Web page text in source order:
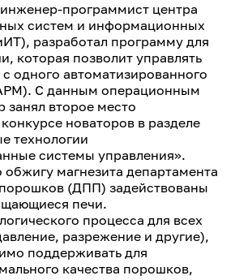
программист центра
систем и информационных
разработал программу для
которая позволит управлять
одного автоматизированного
С данным операционным
занял второе место
новаторов в разделе
технологии
системы управления».
магнезита департамента
(ДПП) задействованы
печи.
процесса для всех
разрежение и другие),
поддерживать для
качества порошков,